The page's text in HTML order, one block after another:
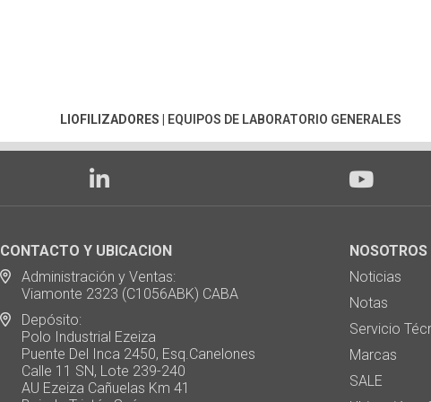
LIOFILIZADORES EQUIPOS DE LABORATORIO GENERALES
CONTACTO Y UBICACION
Administración y Ventas:
Viamonte 2323 (C1056ABK) CABA
Depósito:
Polo Industrial Ezeiza
Puente Del Inca 2450, Esq.Canelones
Calle 11 SN, Lote 239-240
AU Ezeiza Cañuelas Km 41
NOSOTROS
Noticias
Notas
Servicio
Marcas
SALE